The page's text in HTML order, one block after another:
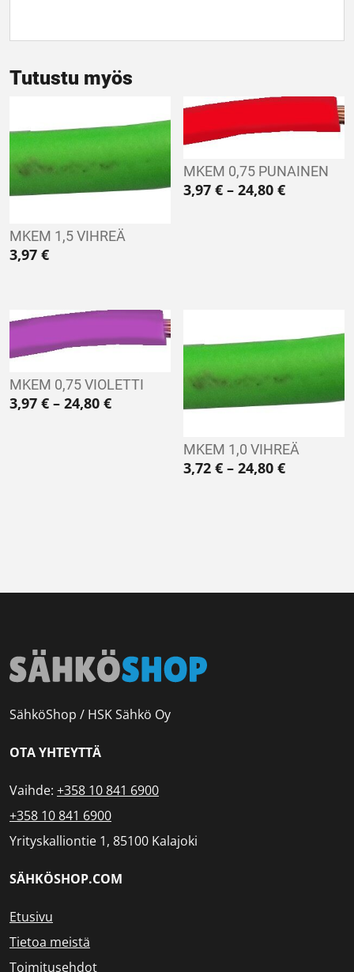
Tutustu myös
MKEM 1,5 VIHREÄ
3,97 €
MKEM 0,75 PUNAINEN
3,97€ – 24,80€
MKEM 0,75 VIOLETTI
3,97 € – 24,80 €Hintaluokka: 3,97 € - 24,80 €
MKEM 1,0 VIHREÄ
3,72€ – 24,80€
SähköShop / HSK Sähkö Oy
OTA YHTEYTTÄ
Vaihde: +358 10 841 6900
+358 10 841 6900
Yrityskalliontie 1, 85100 Kalajoki
SÄHKÖSHOP.COM
Etusivu
Tietoa meistä
Toimitusehdot